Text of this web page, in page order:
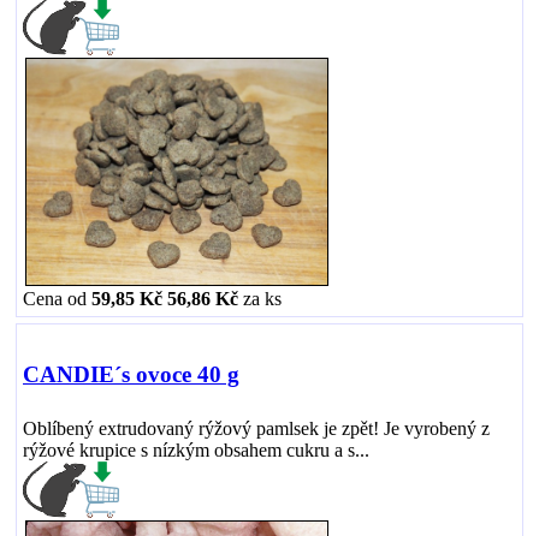
Cena od 59,85 Kč 56,86 Kč za ks
CANDIE´s ovoce 40 g
Oblíbený extrudovaný rýžový pamlsek je zpět! Je vyrobený z
rýžové krupice s nízkým obsahem cukru a s...